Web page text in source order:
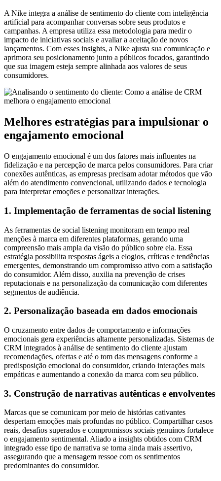
A Nike integra a análise de sentimento do cliente com inteligência
artificial para acompanhar conversas sobre seus produtos e
campanhas. A empresa utiliza essa metodologia para medir o
impacto de iniciativas sociais e avaliar a aceitação de novos
lançamentos. Com esses insights, a Nike ajusta sua comunicação e
aprimora seu posicionamento junto a públicos focados, garantindo
que sua imagem esteja sempre alinhada aos valores de seus
consumidores.
Melhores estratégias para impulsionar o
engajamento emocional
O engajamento emocional é um dos fatores mais influentes na
fidelização e na percepção de marca pelos consumidores. Para criar
conexões autênticas, as empresas precisam adotar métodos que vão
além do atendimento convencional, utilizando dados e tecnologia
para interpretar emoções e personalizar interações.
1. Implementação de ferramentas de social listening
As ferramentas de social listening monitoram em tempo real
menções à marca em diferentes plataformas, gerando uma
compreensão mais ampla da visão do público sobre ela. Essa
estratégia possibilita respostas ágeis a elogios, críticas e tendências
emergentes, demonstrando um compromisso ativo com a satisfação
do consumidor. Além disso, auxilia na prevenção de crises
reputacionais e na personalização da comunicação com diferentes
segmentos de audiência.
2. Personalização baseada em dados emocionais
O cruzamento entre dados de comportamento e informações
emocionais gera experiências altamente personalizadas. Sistemas de
CRM integrados à análise de sentimento do cliente ajustam
recomendações, ofertas e até o tom das mensagens conforme a
predisposição emocional do consumidor, criando interações mais
empáticas e aumentando a conexão da marca com seu público.
3. Construção de narrativas autênticas e envolventes
Marcas que se comunicam por meio de histórias cativantes
despertam emoções mais profundas no público. Compartilhar casos
reais, desafios superados e compromissos sociais genuínos fortalece
o engajamento sentimental. Aliado a insights obtidos com CRM
integrado esse tipo de narrativa se torna ainda mais assertivo,
assegurando que a mensagem ressoe com os sentimentos
predominantes do consumidor.